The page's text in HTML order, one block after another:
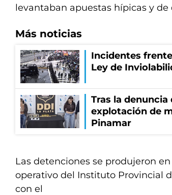
levantaban apuestas hípicas y
Más noticias
Incidentes
Ley de
Tras la
explotación de
Pinamar
Las detenciones se produjeron
operativo del Instituto Provincial
con el